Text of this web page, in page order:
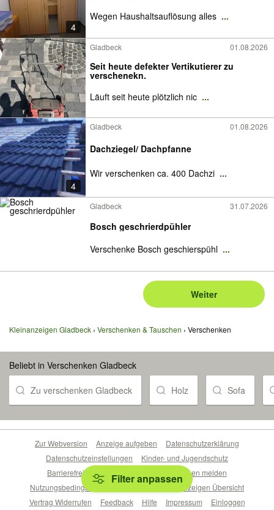
4
Wegen Haushaltsauflösung alles ...
Gladbeck 01.08.2026
Seit heute defekter Vertikutierer zu
verschenekn.
Läuft seit heute plötzlich nic ...
4
Gladbeck 01.08.2026
Dachziegel/ Dachpfanne
Wir verschenken ca. 400 Dachzi ...
Gladbeck 31.07.2026
Bosch geschrierdpühler
Verschenke Bosch geschierspühl ...
Weiter
Kleinanzeigen Gladbeck Verschenken & Tauschen Verschenken
Beliebt in Verschenken Gladbeck
Zu verschenken Gladbeck Holz Sofa
Filter anpassen
Zur Webversion Anzeige aufgeben
Datenschutzerklärung
Datenschutzeinstellungen
Kinder- und Jugendschutz
Barrierefreiheitserklärung
Sicherheitslücken melden
Nutzungsbedingungen
Beliebte Suchen
Anzeigen Übersicht
Vertrag Widerrufen
Feedback Hilfe Impressum Einloggen